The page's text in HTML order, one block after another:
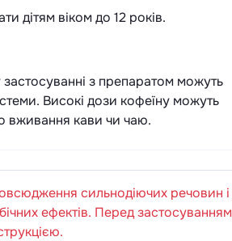
дітям віком до 12 років.
застосуванні з препаратом можуть
Високі дози кофеїну можуть
вживання кави чи чаю.
сильнодіючих речовин і
ефектів. Перед застосуванням